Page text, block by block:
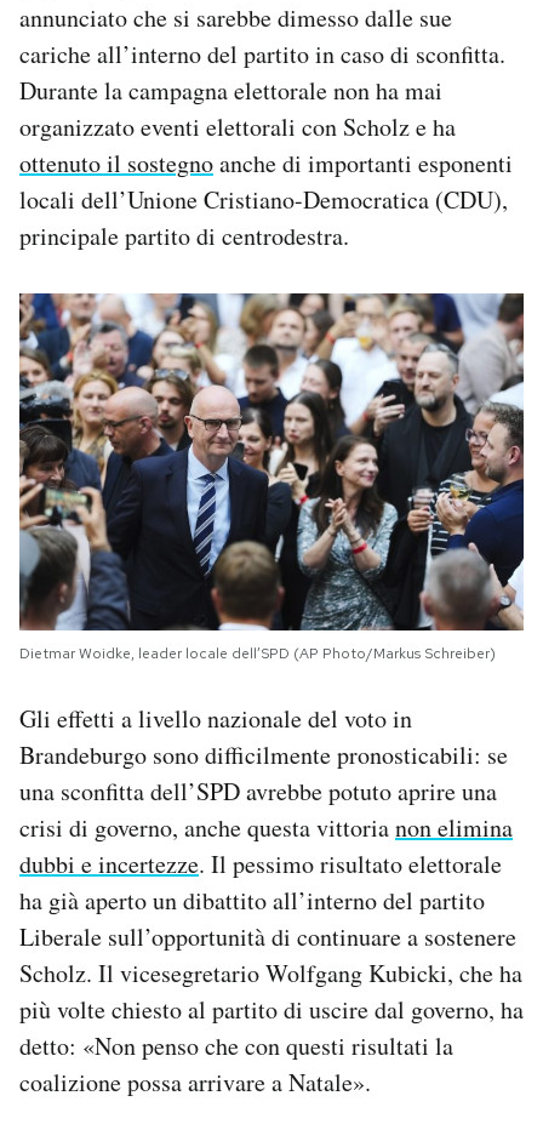
annunciato che si sarebbe dimesso dalle sue
cariche all’interno del partito in caso di sconfitta.
Durante la campagna elettorale non ha mai
organizzato eventi elettorali con Scholz e ha
ottenuto il sostegnoanche di importanti esponenti
locali dell’Unione Cristiano-Democratica (CDU),
principale partito di centrodestra.
Dietmar Woidke, leader locale dell’SPD (AP Photo/Markus Schreiber)
Gli effetti a livello nazionale del voto in
Brandeburgo sono difficilmente pronosticabili: se
una sconfitta dell’SPD avrebbe potuto aprire una
crisi di governo, anche questa vittorianon elimina
dubbi e incertezze. Il pessimo risultato elettorale
ha già aperto un dibattito all’interno del partito
Liberale sull’opportunità di continuare a sostenere
Scholz. Il vicesegretario Wolfgang Kubicki, che ha
più volte chiesto al partito di uscire dal governo, ha
detto: «Non penso che con questi risultati la
coalizione possa arrivare a Natale».